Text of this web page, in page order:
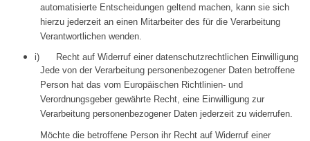
automatisierte Entscheidungen geltend machen, kann sie sich
hierzu jederzeit an einen Mitarbeiter des für die Verarbeitung
Verantwortlichen wenden.
i) Recht auf Widerruf einer datenschutzrechtlichen Einwilligung
Jede von der Verarbeitung personenbezogener Daten betroffene
Person hat das vom Europäischen Richtlinien- und
Verordnungsgeber gewährte Recht, eine Einwilligung zur
Verarbeitung personenbezogener Daten jederzeit zu widerrufen.
Möchte die betroffene Person ihr Recht auf Widerruf einer